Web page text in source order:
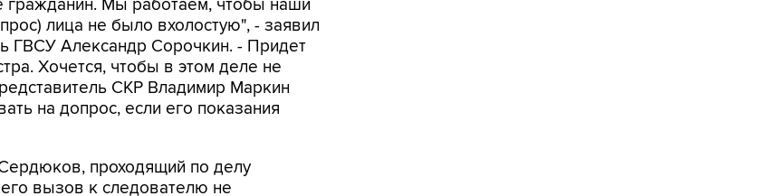
Мы работаем, чтобы наши
лица не было вхолостую", - заявил
ГВСУ Александр Сорочкин. - Придет
Хочется, чтобы в этом деле не
СКР Владимир Маркин
на допрос, если его показания
проходящий по делу
вызов к следователю не